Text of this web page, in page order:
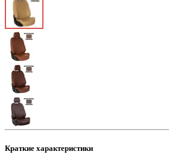
Краткие характеристики